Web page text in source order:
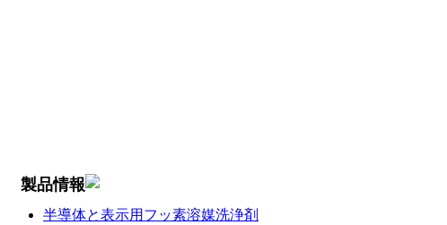
製品情報
半導体と表示用フッ素溶媒洗浄剤